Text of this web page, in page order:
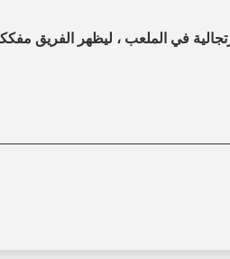
في الملعب ، ليظهر الفريق